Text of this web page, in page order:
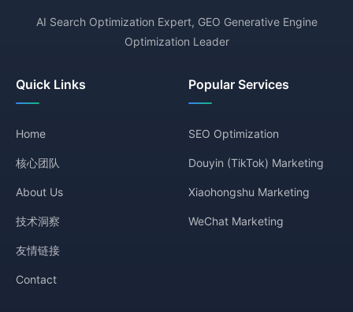
AI Search Optimization Expert, GEO Generative Engine
Optimization Leader
Quick Links
Home
核心团队
About Us
技术洞察
友情链接
Contact
Popular Services
SEO Optimization
Douyin (TikTok) Marketing
Xiaohongshu Marketing
WeChat Marketing